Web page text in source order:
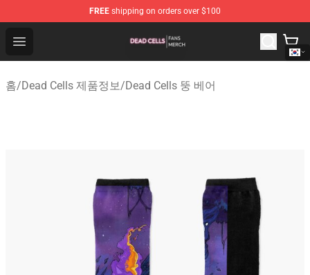
FREE shipping on orders over $100
Open menu
Dead Cells Shop - Official Dead Cells Merchandise Store
홈/Dead Cells 제품정보/Dead Cells 뚱 베어